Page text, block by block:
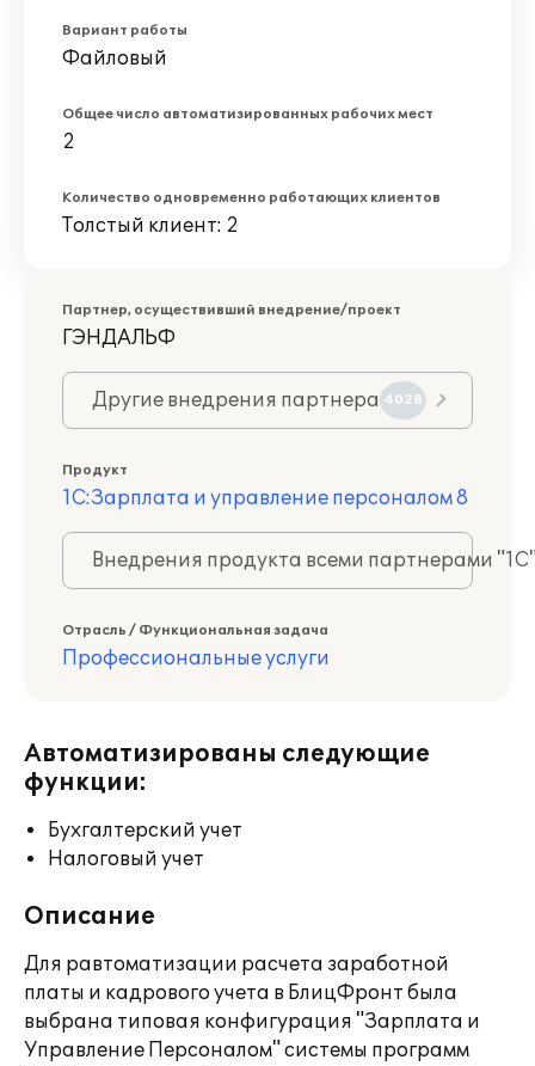
Вариант работы
Файловый
Общее число автоматизированных рабочих мест
2
Количество одновременно работающих клиентов
Толстый клиент: 2
Партнер, осуществивший внедрение/проект
ГЭНДАЛЬФ
Другие внедрения партнера 4028
Продукт
1С:Зарплата и управление персоналом 8
Внедрения продукта всеми партнерами
Отрасль / Функциональная задача
Профессиональные услуги
Автоматизированы следующие
функции:
Бухгалтерский учет
Налоговый учет
Описание
Для равтоматизации расчета заработной
платы и кадрового учета в БлицФронт была
выбрана типовая конфигурация "Зарплата и
Управление Персоналом" системы программ